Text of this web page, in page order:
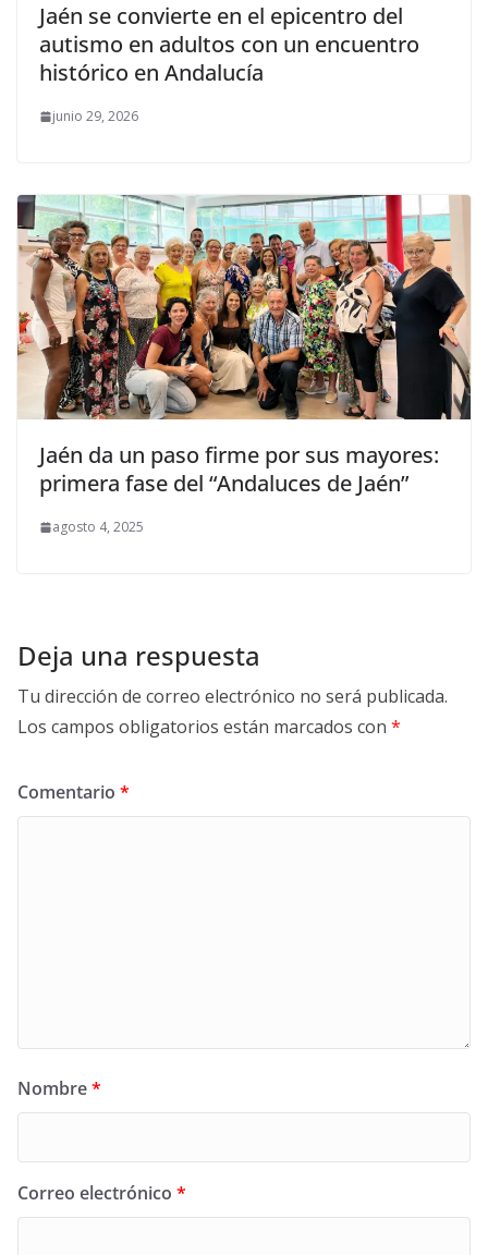
Jaén se convierte en el epicentro del
autismo en adultos con un encuentro
histórico en Andalucía
junio 29, 2026
Jaén da un paso firme por sus mayores:
primera fase del “Andaluces de Jaén”
agosto 4, 2025
Deja una respuesta
Tu dirección de correo electrónico no será publicada.
Los campos obligatorios están marcados con *
Comentario *
Nombre*
Correo electrónico *